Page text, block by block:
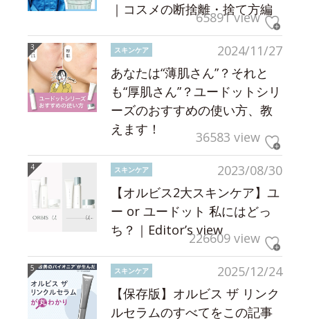
｜コスメの断捨離・捨て方編
65891 view
2024/11/27
スキンケア
あなたは“薄肌さん”？それと
も“厚肌さん”？ユードットシリ
ーズのおすすめの使い方、教
えます！
36583 view
2023/08/30
スキンケア
【オルビス2大スキンケア】ユ
ー or ユードット 私にはどっ
ち？｜Editor’s view226609 view
2025/12/24
スキンケア
【保存版】オルビス ザ リンク
ルセラムのすべてをこの記事